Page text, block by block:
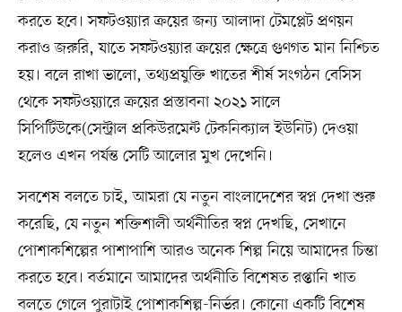
করতে হবে। সফটওয়্যার ক্রয়ের জন্য আলাদা টেমপ্লেট প্রণয়ন
করাও জরুরি, যাতে সফটওয়্যার ক্রয়ের ক্ষেত্রে গুণগত মান নিশ্চিত
হয়। বলে রাখা ভালো, তথ্যপ্রযুক্তি খাতের শীর্ষ সংগঠন বেসিস
থেকে সফটওয়্যারে ক্রয়ের প্রস্তাবনা ২০২১ সালে
সিপিটিউকে(সেন্ট্রাল প্রকিউরমেন্ট টেকনিক্যাল ইউনিট) দেওয়া
হলেও এখন পর্যন্ত সেটি আলোর মুখ দেখেনি।
সবশেষ বলতে চাই, আমরা যে নতুন বাংলাদেশের স্বপ্ন দেখা শুরু
করেছি, যে নতুন শক্তিশালী অর্থনীতির স্বপ্ন দেখছি, সেখানে
পোশাকশিল্পের পাশাপাশি আরও অনেক শিল্প নিয়ে আমাদের চিন্তা
করতে হবে। বর্তমানে আমাদের অর্থনীতি বিশেষত রপ্তানি খাত
বলতে গেলে পুরাটাই পোশাকশিল্প-নির্ভর। কোনো একটি বিশেষ